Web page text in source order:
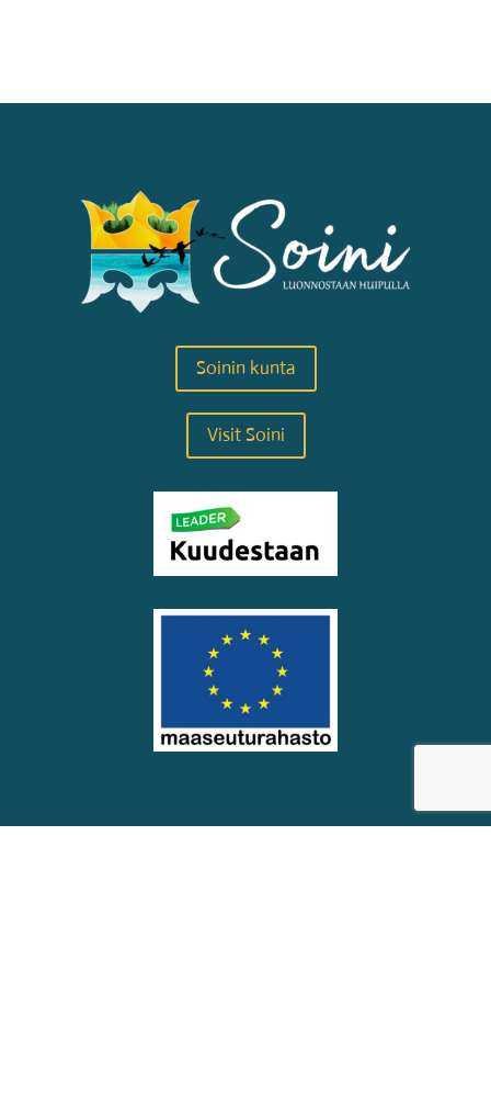
Soinin kunta
Visit Soini